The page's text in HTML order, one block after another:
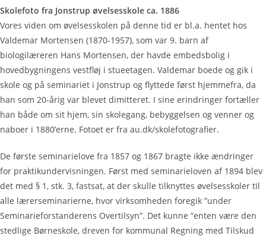
Skolefoto fra Jonstrup øvelsesskole ca. 1886
Vores viden om øvelsesskolen på denne tid er bl.a. hentet hos
Valdemar Mortensen (1870-1957), som var 9. barn af
biologilæreren Hans Mortensen, der havde embedsbolig i
hovedbygningens vestfløj i stueetagen. Valdemar boede og gik i
skole og på seminariet i Jonstrup og flyttede først hjemmefra, da
han som 20-årig var blevet dimitteret. I sine erindringer fortæller
han både om sit hjem, sin skolegang, bebyggelsen og venner og
naboer i 1880’erne. Fotoet er fra au.dk/skolefotografier.
De første seminarielove fra 1857 og 1867 bragte ikke ændringer
for praktikundervisningen. Først med seminarieloven af 1894 blev
det med § 1, stk. 3, fastsat, at der skulle tilknyttes øvelsesskoler til
alle lærerseminarierne, hvor virksomheden foregik ”under
Seminarieforstanderens Overtilsyn”. Det kunne ”enten være den
stedlige Børneskole, dreven for kommunal Regning med Tilskud